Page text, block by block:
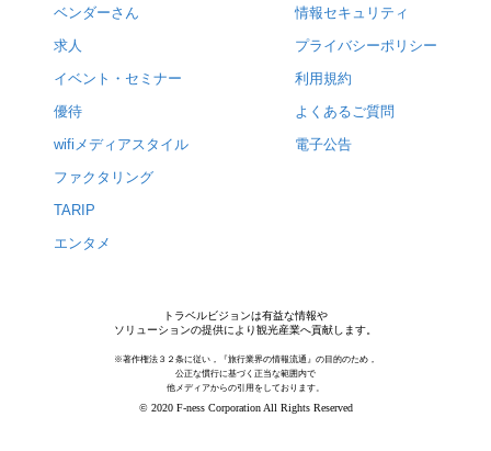
ベンダーさん
求人
イベント・セミナー
優待
wifiメディアスタイル
ファクタリング
TARIP
エンタメ
情報セキュリティ
プライバシーポリシー
利用規約
よくあるご質問
電子公告
トラベルビジョンは有益な情報や
ソリューションの提供により観光産業へ貢献します。
※著作権法３２条に従い，『旅行業界の情報流通』の目的のため，
公正な慣行に基づく正当な範囲内で
他メディアからの引用をしております。
© 2020 F-ness Corporation All Rights Reserved